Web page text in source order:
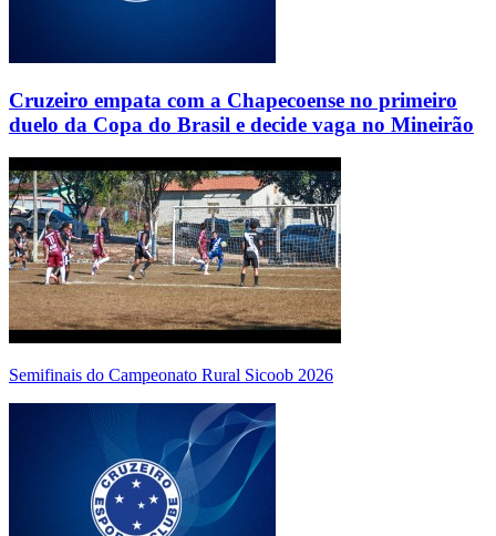
Cruzeiro empata com a Chapecoense no primeiro
duelo da Copa do Brasil e decide vaga no Mineirão
Semifinais do Campeonato Rural Sicoob 2026